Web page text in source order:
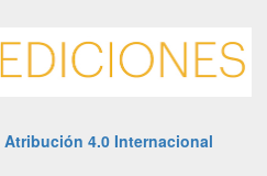
Atribución 4.0 Internacional